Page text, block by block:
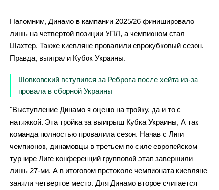
Напомним, Динамо в кампании 2025/26 финишировало
лишь на четвертой позиции УПЛ, а чемпионом стал
Шахтер. Также киевляне провалили еврокубковый сезон.
Правда, выиграли Кубок Украины.
Шовковский вступился за Реброва после хейта из-за
провала в сборной Украины
"Выступление Динамо я оценю на тройку, да и то с
натяжкой. Эта тройка за выигрыш Кубка Украины, А так
команда полностью провалила сезон. Начав с Лиги
чемпионов, динамовцы в третьем по силе европейском
турнире Лиге конференций групповой этап завершили
лишь 27-ми. А в итоговом протоколе чемпионата киевляне
заняли четвертое место. Для Динамо второе считается